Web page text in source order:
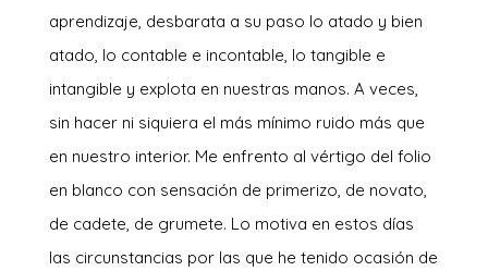
aprendizaje, desbarata a su paso lo atado y bien
atado, lo contable e incontable, lo tangible e
intangible y explota en nuestras manos. A veces,
sin hacer ni siquiera el más mínimo ruido más que
en nuestro interior. Me enfrento al vértigo del folio
en blanco con sensación de primerizo, de novato,
de cadete, de grumete. Lo motiva en estos días
las circunstancias por las que he tenido ocasión de